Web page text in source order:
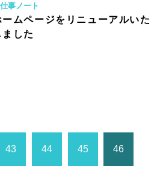
事ノート
ームページをリニューアルいた
ました
43 44 45 46